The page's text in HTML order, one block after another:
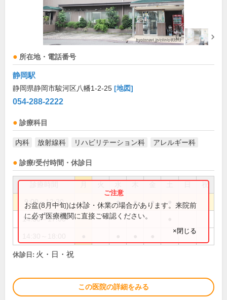
所在地・電話番号
静岡駅
静岡県静岡市駿河区八幡1-2-25 [地図]
054-288-2222
診療科目
内科 放射線科 リハビリテーション科 アレルギー科
診療/受付時間・休診日
祝
9:00～12:30 ● ● ● ●
14:30～17:00
お盆(8月中旬)は休診・休業の場合があります。来院前
に必ず医療機関に直接ご確認ください。
×閉じる
休診日: 火・日・祝
この医院の詳細をみる